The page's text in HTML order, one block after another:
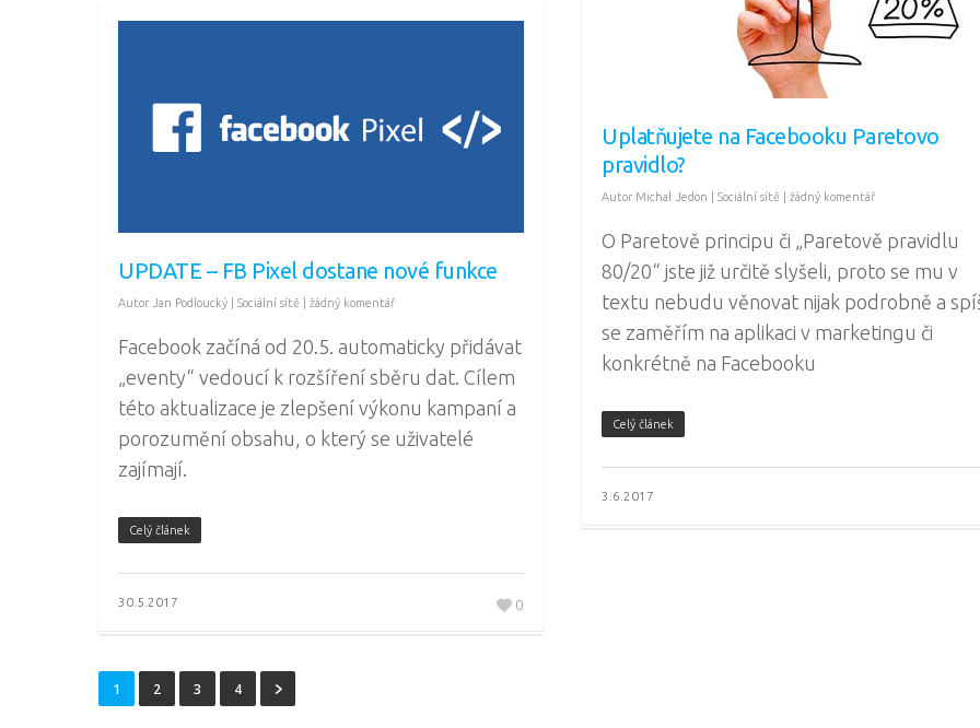
Uplatňujete na Facebooku Paretovo
pravidlo?
Autor Michal Jedon Sociální sítě žádný komentář
O Paretově principu či „Paretově pravidlu
80/20“ jste již určitě slyšeli, proto se mu v
textu nebudu věnovat nijak podrobně a
se zaměřím na aplikaci v marketingu či
konkrétně na Facebooku
Celý článek
3.6.2017
UPDATE – FB Pixel dostane nové funkce
Autor Jan Podloucký Sociální sítě žádný komentář
Facebook začíná od 20.5. automaticky přidávat
„eventy“ vedoucí k rozšíření sběru dat. Cílem
této aktualizace je zlepšení výkonu kampaní a
porozumění obsahu, o který se uživatelé
zajímají.
Celý článek
30.5.2017 0
1 2 3 4